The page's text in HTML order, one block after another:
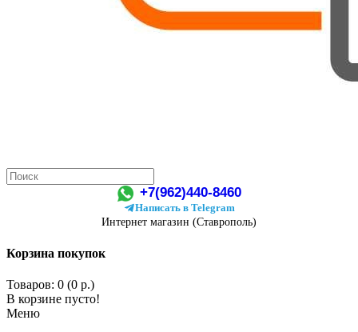
+7(962)440-8460
Написать в Telegram
Интернет магазин (Ставрополь)
Корзина покупок
Товаров: 0 (0 р.)
В корзине пусто!
Меню